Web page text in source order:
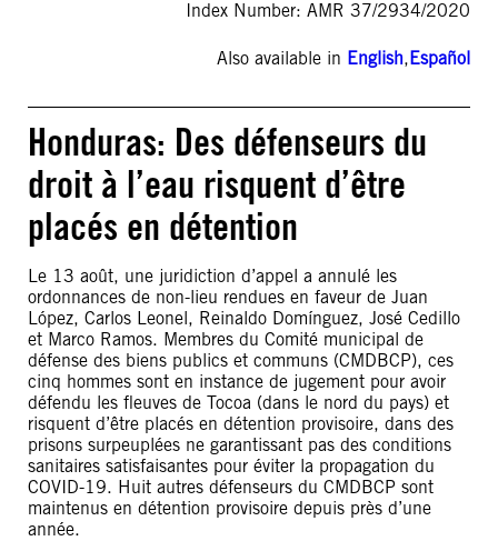
Index Number: AMR 37/2934/2020
Also available in English,Español
Honduras: Des défenseurs du
droit à l’eau risquent d’être
placés en détention
Le 13 août, une juridiction d’appel a annulé les
ordonnances de non-lieu rendues en faveur de Juan
López, Carlos Leonel, Reinaldo Domínguez, José Cedillo
et Marco Ramos. Membres du Comité municipal de
défense des biens publics et communs (CMDBCP), ces
cinq hommes sont en instance de jugement pour avoir
défendu les fleuves de Tocoa (dans le nord du pays) et
risquent d’être placés en détention provisoire, dans des
prisons surpeuplées ne garantissant pas des conditions
sanitaires satisfaisantes pour éviter la propagation du
COVID-19. Huit autres défenseurs du CMDBCP sont
maintenus en détention provisoire depuis près d’une
année.